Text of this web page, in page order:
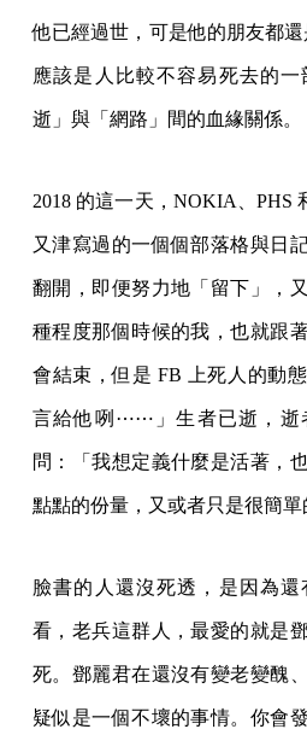
他已經過世，可是他的朋友都
應該是人比較不容易死去的
逝」與「網路」間的血緣關係。
2018 的這一天，NOKIA、PHS
又津寫過的一個個部落格與日
翻開，即便努力地「留下」，
種程度那個時候的我，也就跟
會結束，但是 FB 上死人的動
言給他咧⋯⋯」生者已逝，逝
問：「我想定義什麼是活著，
點點的份量，又或者只是很簡單
臉書的人還沒死透，是因為
看，老兵這群人，最愛的就是
死。鄧麗君在還沒有變老變醜
疑似是一個不壞的事情。你會